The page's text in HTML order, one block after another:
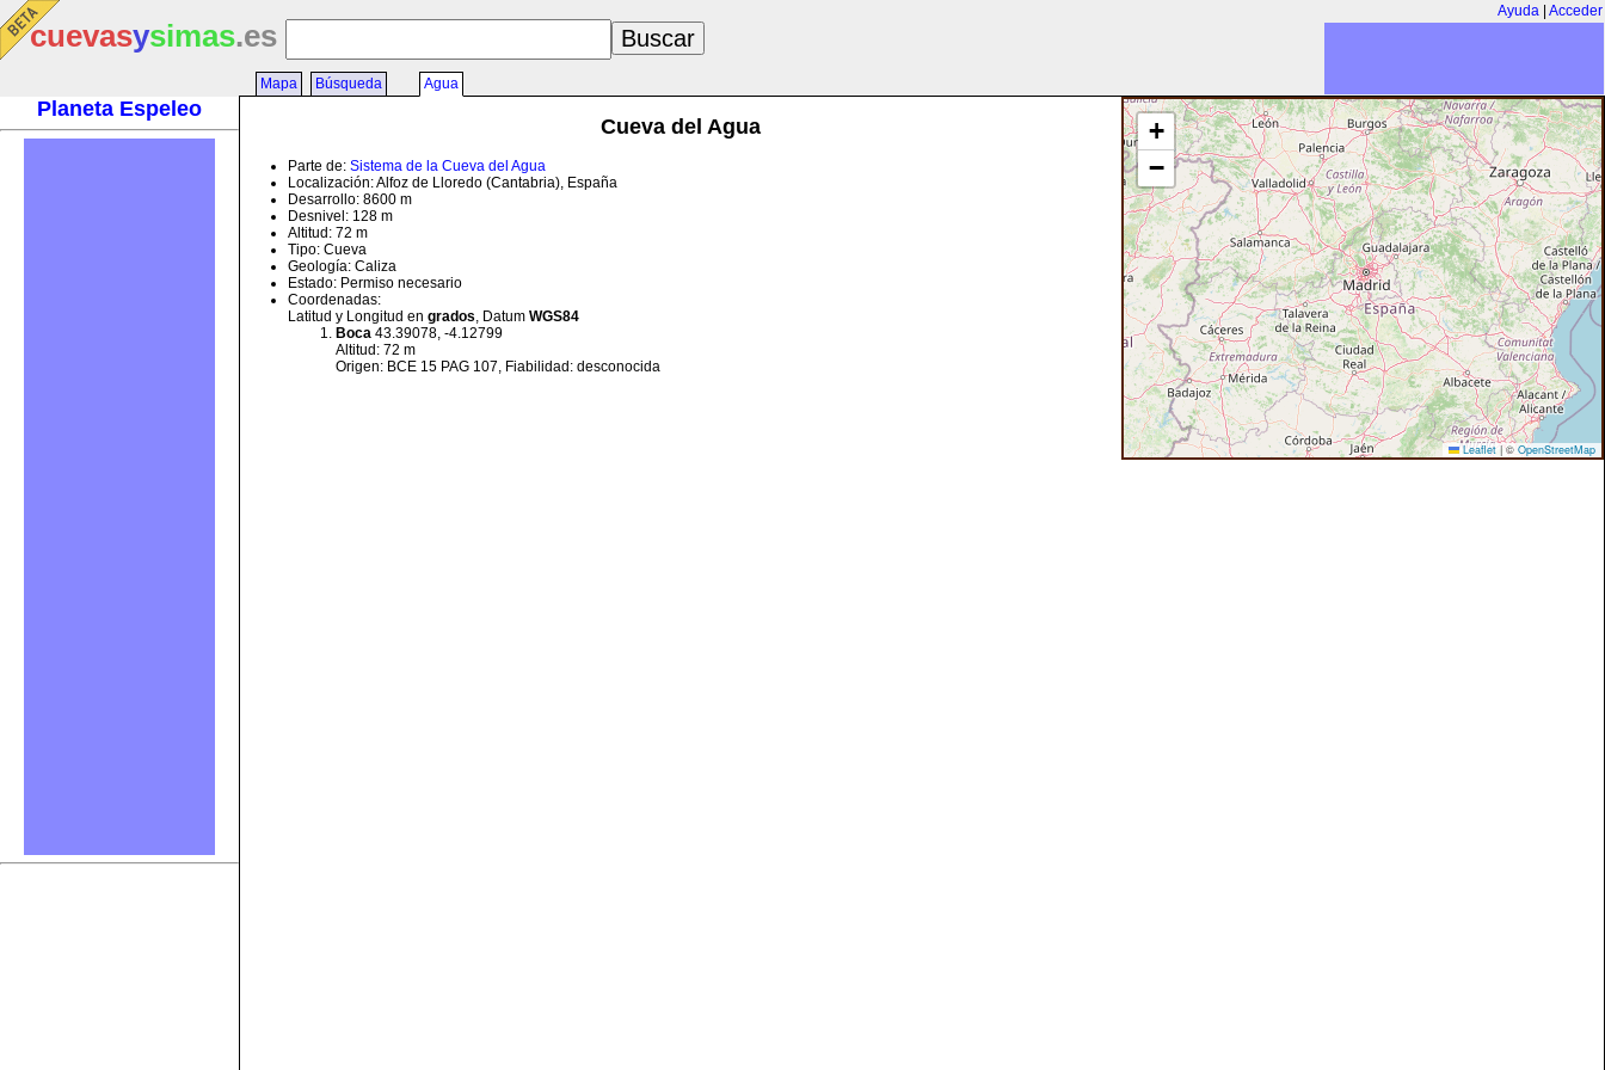
Ayuda Acceder
cuevasysimas.es
Planeta Espeleo
Mapa Búsqueda Agua
+
−
Leaflet | © OpenStreetMap
Cueva del Agua
Parte de: Sistema de la Cueva del Agua
Localización: Alfoz de Lloredo (Cantabria), España
Desarrollo: 8600 m
Desnivel: 128 m
Altitud: 72 m
Tipo: Cueva
Geología: Caliza
Estado: Permiso necesario
Coordenadas:
Latitud y Longitud en grados, Datum WGS84
Boca 43.39078, -4.12799
Altitud: 72 m
Origen: BCE 15 PAG 107, Fiabilidad: desconocida